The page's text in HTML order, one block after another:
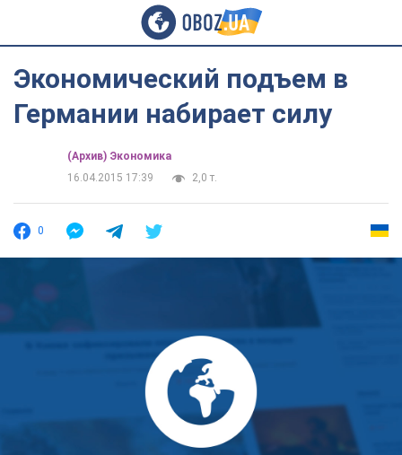
Экономический подъем в
Германии набирает силу
(Архив) Экономика
16.04.2015 17:39
2,0 т.
0